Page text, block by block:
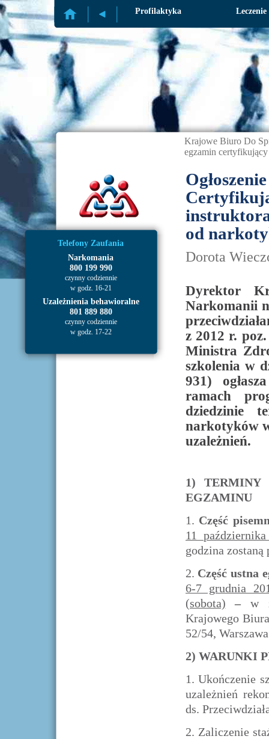
Profilaktyka Leczenie
Telefony Zaufania
Narkomania
800 199 990
czynny codziennie
w godz. 16-21
Uzależnienia behawioralne
801 889 880
czynny codziennie
w godz. 17-22
Krajowe Biuro Do
egzamin certyfikujący
od
Dorota
Dyrektor
Narkomanii
z 2012 r.
Ministra
szkolenia w
931)
ramach
dziedzinie
narkotyków
uzależnień.
1) TERMINY
EGZAMINU
1. Część
11
godzina
2. Część ustna
6-7 grudnia
(sobota) – w
Krajowego
52/54,
2) WARUNKI
1.Ukończenie
uzależnień
ds.
2. Zaliczenie